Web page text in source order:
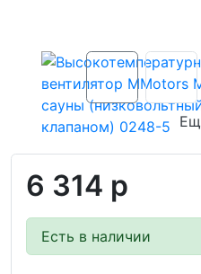
6 314 р
Есть в наличии